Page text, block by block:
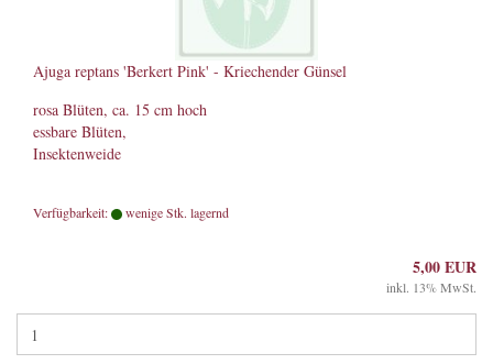
Ajuga reptans 'Berkert Pink' - Kriechender Günsel
rosa Blüten, ca. 15 cm hoch
essbare Blüten,
Insektenweide
Verfügbarkeit: wenige Stk. lagernd
5,00 EUR
inkl. 13% MwSt.